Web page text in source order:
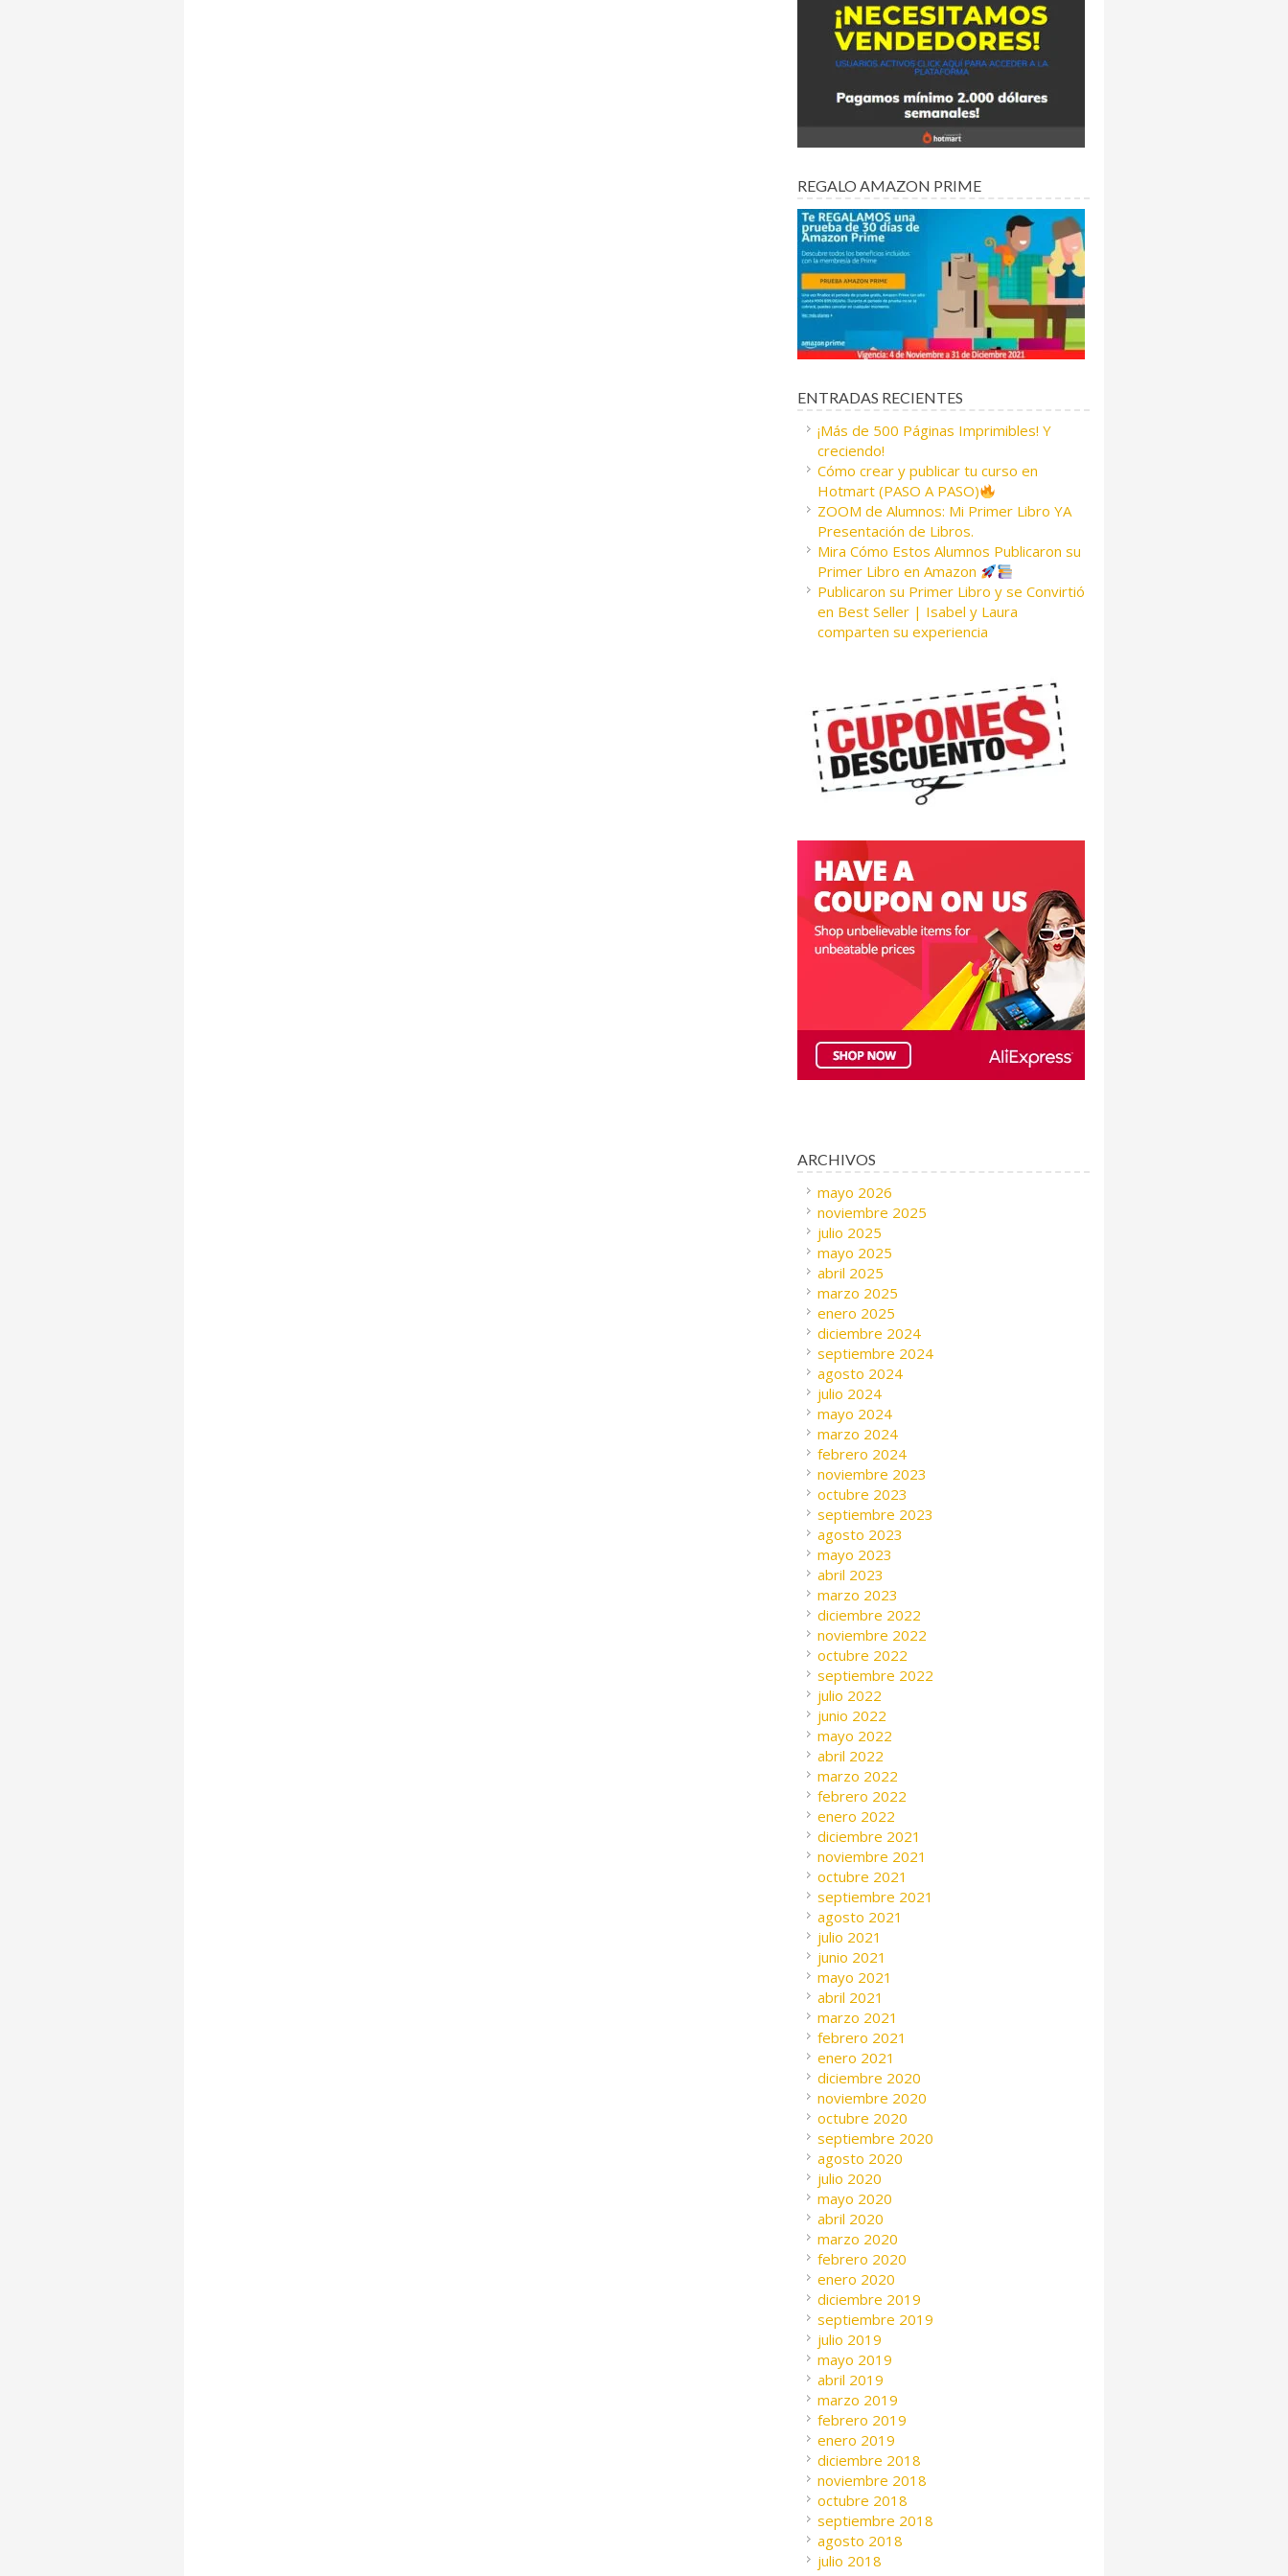
REGALO AMAZON PRIME
ENTRADAS RECIENTES
¡Más de 500 Páginas Imprimibles! Y
creciendo!
Cómo crear y publicar tu curso en
Hotmart (PASO A PASO)
ZOOM de Alumnos: Mi Primer Libro YA
Presentación de Libros.
Mira Cómo Estos Alumnos Publicaron su
Primer Libro en Amazon
Publicaron su Primer Libro y se Convirtió
en Best Seller | Isabel y Laura
comparten su experiencia
ARCHIVOS
mayo 2026
noviembre 2025
julio 2025
mayo 2025
abril 2025
marzo 2025
enero 2025
diciembre 2024
septiembre 2024
agosto 2024
julio 2024
mayo 2024
marzo 2024
febrero 2024
noviembre 2023
octubre 2023
septiembre 2023
agosto 2023
mayo 2023
abril 2023
marzo 2023
diciembre 2022
noviembre 2022
octubre 2022
septiembre 2022
julio 2022
junio 2022
mayo 2022
abril 2022
marzo 2022
febrero 2022
enero 2022
diciembre 2021
noviembre 2021
octubre 2021
septiembre 2021
agosto 2021
julio 2021
junio 2021
mayo 2021
abril 2021
marzo 2021
febrero 2021
enero 2021
diciembre 2020
noviembre 2020
octubre 2020
septiembre 2020
agosto 2020
julio 2020
mayo 2020
abril 2020
marzo 2020
febrero 2020
enero 2020
diciembre 2019
septiembre 2019
julio 2019
mayo 2019
abril 2019
marzo 2019
febrero 2019
enero 2019
diciembre 2018
noviembre 2018
octubre 2018
septiembre 2018
agosto 2018
julio 2018